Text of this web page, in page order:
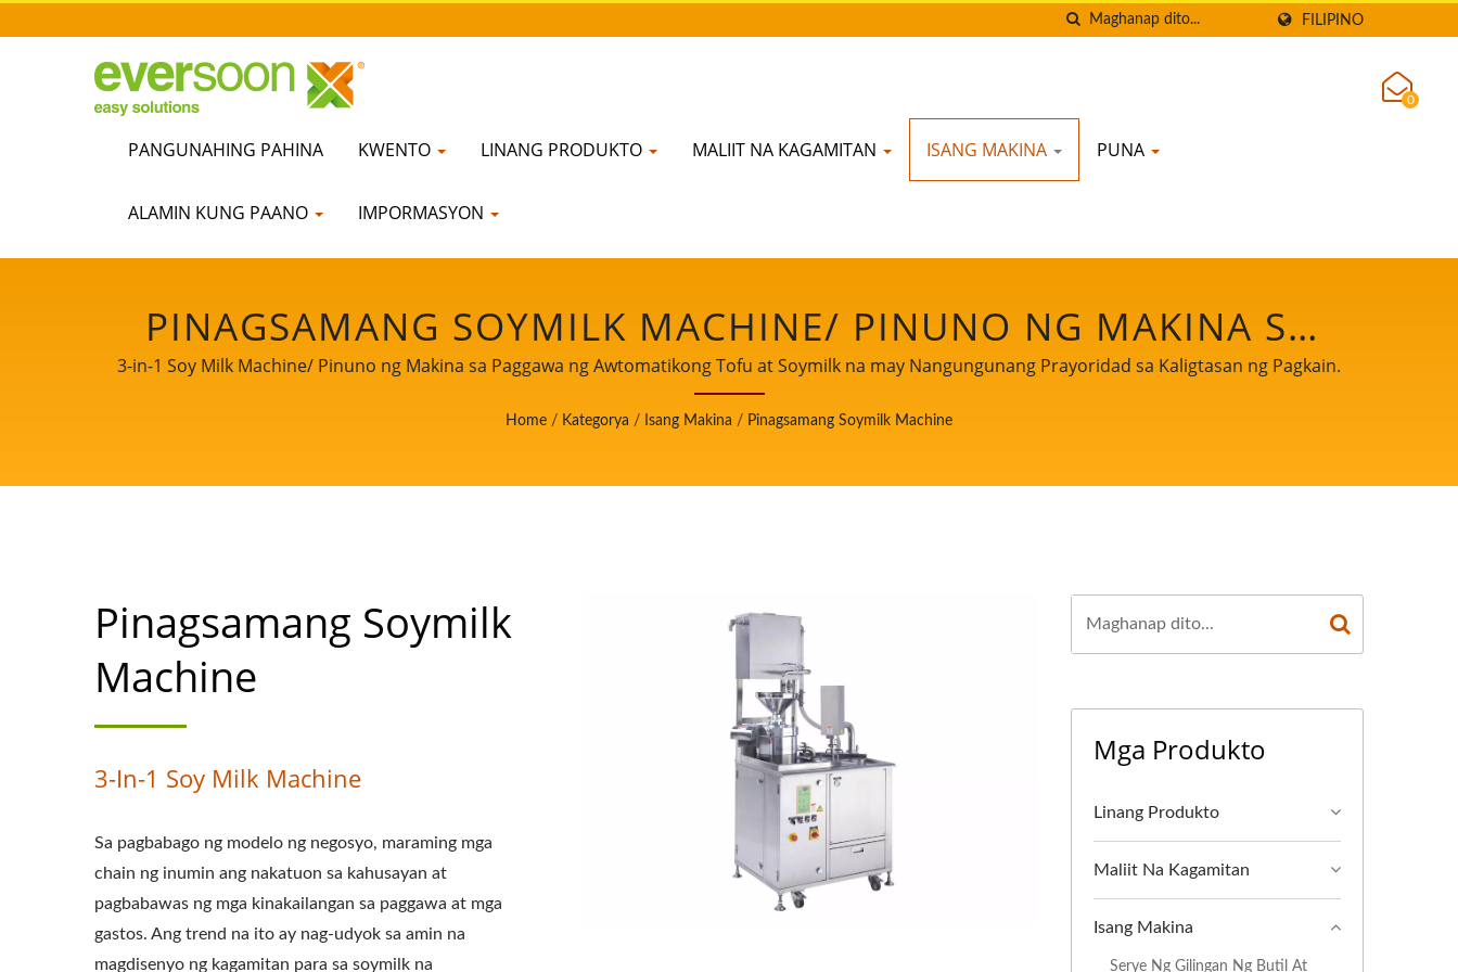
FILIPINO
PANGUNAHING PAHINA KWENTO LINANG PRODUKTO MALIIT NA KAGAMITAN ISANG MAKINA PUNA
ALAMIN KUNG PAANO IMPORMASYON
0
PINAGSAMANG SOYMILK MACHINE/ PINUNO NG MAKINA SA
PAGGAWA NG AWTOMATIKONG TOFU AT SOYMILK NA MAY
NANGUNGUNANG PRAYORIDAD SA KALIGTASAN NG PAGKAIN.
3-in-1 Soy Milk Machine/ Pinuno ng Makina sa Paggawa ng Awtomatikong Tofu at Soymilk na may Nangungunang Prayoridad sa Kaligtasan ng Pagkain.
Home / Kategorya / Isang Makina / Pinagsamang Soymilk Machine
Pinagsamang Soymilk
Machine
3-In-1 Soy Milk Machine
Sa pagbabago ng modelo ng negosyo, maraming mga
chain ng inumin ang nakatuon sa kahusayan at
pagbabawas ng mga kinakailangan sa paggawa at mga
gastos. Ang trend na ito ay nag-udyok sa amin na
magdisenyo ng kagamitan para sa soymilk na
Mga Produkto
Linang Produkto
Maliit Na Kagamitan
Isang Makina
Serye Ng Gilingan Ng Butil At